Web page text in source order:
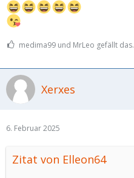
medima99 und MrLeo gefällt das.
Xerxes
6. Februar 2025
Zitat von Elleon64